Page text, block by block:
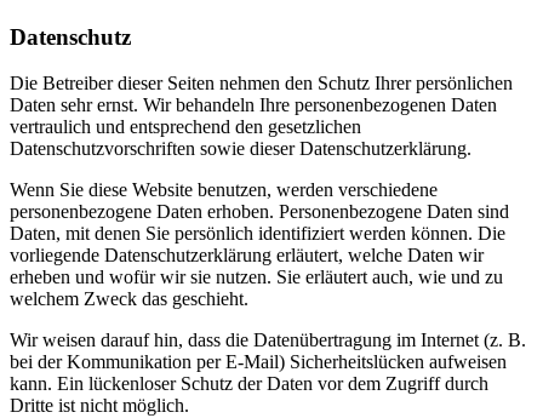
Datenschutz
Die Betreiber dieser Seiten nehmen den Schutz Ihrer persönlichen
Daten sehr ernst. Wir behandeln Ihre personenbezogenen Daten
vertraulich und entsprechend den gesetzlichen
Datenschutzvorschriften sowie dieser Datenschutzerklärung.
Wenn Sie diese Website benutzen, werden verschiedene
personenbezogene Daten erhoben. Personenbezogene Daten sind
Daten, mit denen Sie persönlich identifiziert werden können. Die
vorliegende Datenschutzerklärung erläutert, welche Daten wir
erheben und wofür wir sie nutzen. Sie erläutert auch, wie und zu
welchem Zweck das geschieht.
Wir weisen darauf hin, dass die Datenübertragung im Internet (z. B.
bei der Kommunikation per E-Mail) Sicherheitslücken aufweisen
kann. Ein lückenloser Schutz der Daten vor dem Zugriff durch
Dritte ist nicht möglich.